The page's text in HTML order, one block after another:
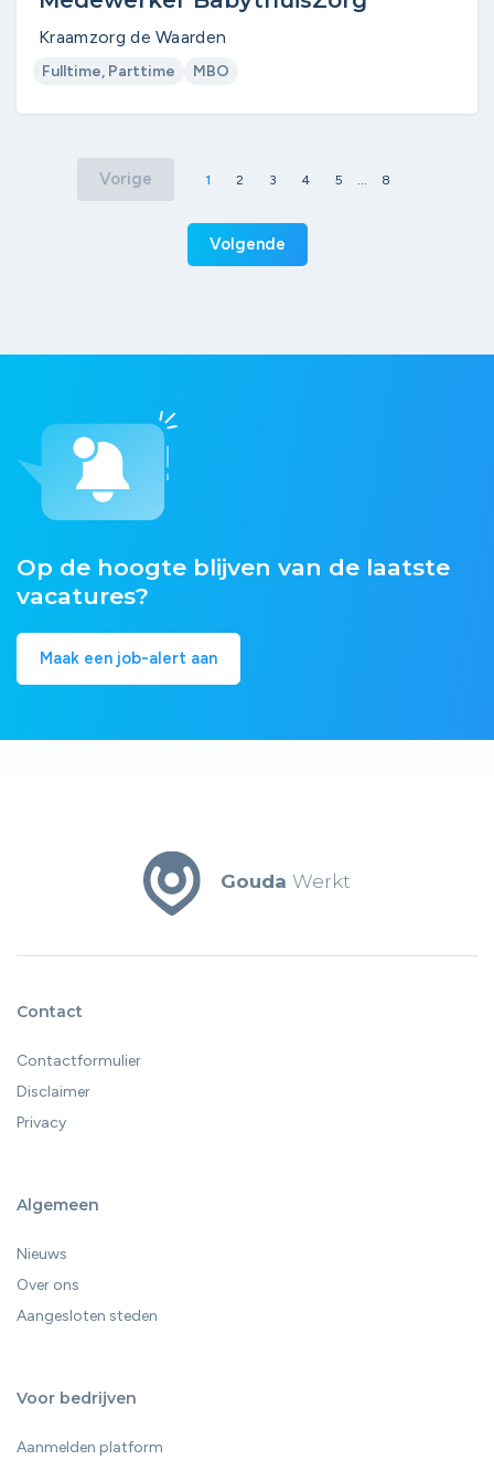
Kraamzorg de Waarden
Fulltime, Parttime MBO
Vorige 1 2 3 4 5 ... 8
Volgende
Op de hoogte blijven van de laatste
vacatures?
Maak een job-alert aan
Gouda Werkt
Contact
Contactformulier
Disclaimer
Privacy
Algemeen
Nieuws
Over ons
Aangesloten steden
Voor bedrijven
Aanmelden platform